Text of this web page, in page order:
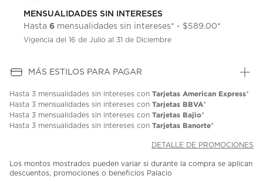
MENSUALIDADES SIN INTERESES
Hasta 6 mensualidades sin intereses* - $589.00*
Vigencia del 16 de Julio al 31 de Diciembre
MÁS ESTILOS PARA PAGAR
Hasta 3 mensualidades sin intereses con Tarjetas American Express*
Hasta 3 mensualidades sin intereses con Tarjetas BBVA*
Hasta 3 mensualidades sin intereses con Tarjetas Bajio*
Hasta 3 mensualidades sin intereses con Tarjetas Banorte*
DETALLE DE PROMOCIONES
Los montos mostrados pueden variar si durante la compra se aplican
descuentos, promociones o beneficios Palacio